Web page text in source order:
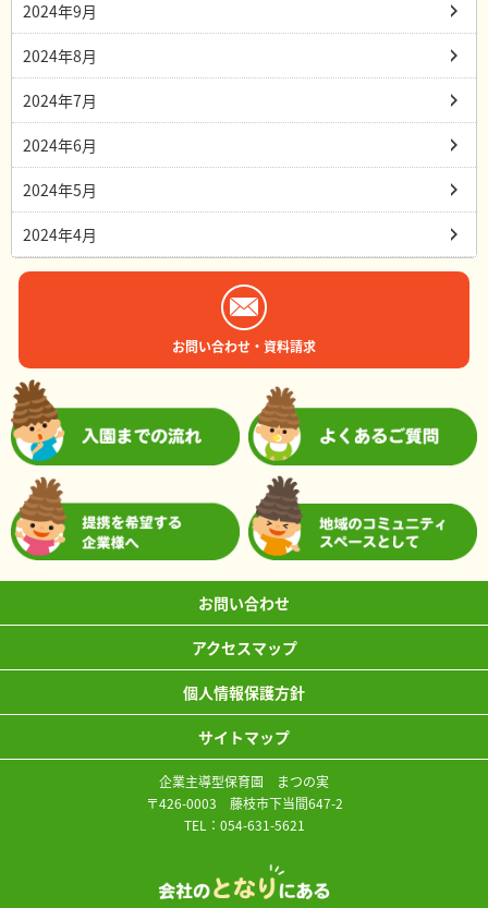
2024年9月
2024年8月
2024年7月
2024年6月
2024年5月
2024年4月
お問い合わせ・資料請求
お問い合わせ
アクセスマップ
個人情報保護方針
サイトマップ
企業主導型保育園 まつの実
〒426-0003 藤枝市下当間647-2
TEL： 054-631-5621